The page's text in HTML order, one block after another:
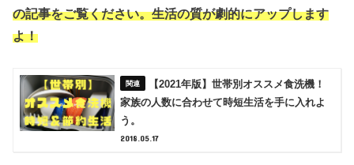
の記事をご覧ください。生活の質が劇的にアップします
よ！
【2021年版】世帯別オススメ食洗機！
家族の人数に合わせて時短生活を手に入れよ
う。
2018.05.17